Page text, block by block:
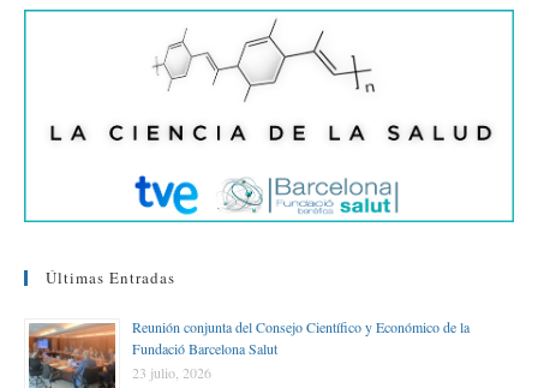
r
Últimas Entradas
Reunión conjunta del Consejo Científico y Económico de la
Fundació Barcelona Salut
23 julio, 2026